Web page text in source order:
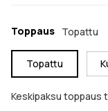
Toppaus Topattu
Topattu
Keskipaksu toppaus